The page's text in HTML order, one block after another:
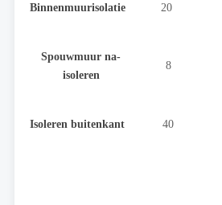
Binnenmuurisolatie 20
Spouwmuur na-
isoleren
8
Isoleren buitenkant 40